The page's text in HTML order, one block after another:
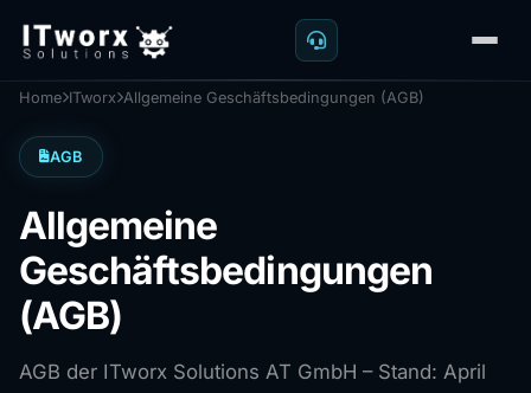
Home ITworx Allgemeine Geschäftsbedingungen (AGB)
AGB
Allgemeine
Geschäftsbedingungen
(AGB)
AGB der ITworx Solutions AT GmbH – Stand: April